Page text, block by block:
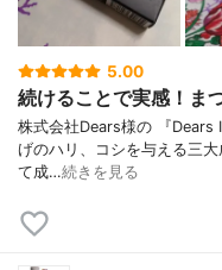
5.00
続けることで実感！ま
株式会社Dears様の 『Dears
げのハリ、コシを与える三
て成…続きを見る